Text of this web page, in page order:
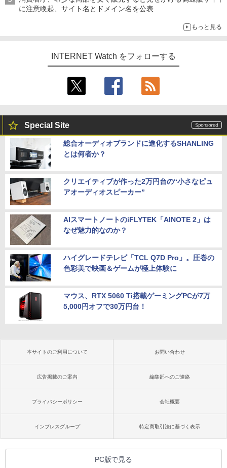
に注意喚起、サイト名とドメイン名を公表
もっと見る
INTERNET Watch をフォローする
Special Site
総合オーディオブランドに進化するSHANLING
とは何者か？
クリエイティブが作った2万円台の“小さなピュ
アオーディオスピーカー”
AIスマートノートのiFLYTEK「AINOTE 2」は
なぜ魅力的なのか？
ハイグレードテレビ「TCL Q7D Pro」。圧巻の
色彩美で映画＆ゲームが極上体験に
マウス、RTX 5060 Ti搭載ゲーミングPCが7万
5,000円オフで30万円台！
本サイトのご利用について お問い合わせ
広告掲載のご案内 編集部へのご連絡
プライバシーポリシー 会社概要
インプレスグループ 特定商取引法に基づく表示
PC版で見る